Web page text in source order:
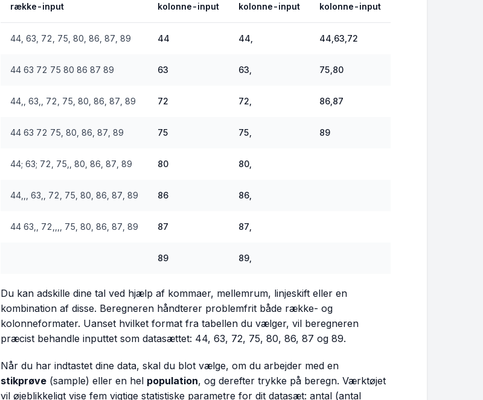
række-input kolonne-input kolonne-input kolonne-input
44, 63, 72, 75, 80, 86, 87, 89 44 44, 44,63,72
44 63 72 75 80 86 87 89 63 63, 75,80
44,, 63,, 72, 75, 80, 86, 87, 89 72 72, 86,87
44 63 72 75, 80, 86, 87, 89 75 75, 89
44; 63; 72, 75,, 80, 86, 87, 89 80 80,
44,,, 63,, 72, 75, 80, 86, 87, 89 86 86,
44 63,, 72,,,, 75, 80, 86, 87, 89 87 87,
89 89,
Du kan adskille dine tal ved hjælp af kommaer, mellemrum, linjeskift eller en
kombination af disse. Beregneren håndterer problemfrit både række- og
kolonneformater. Uanset hvilket format fra tabellen du vælger, vil beregneren
præcist behandle inputtet som datasættet: 44, 63, 72, 75, 80, 86, 87 og 89.
Når du har indtastet dine data, skal du blot vælge, om du arbejder med en
stikprøve (sample) eller en hel population, og derefter trykke på beregn. Værktøjet
vil øjeblikkeligt vise fem vigtige statistiske parametre for dit datasæt: antal (antal